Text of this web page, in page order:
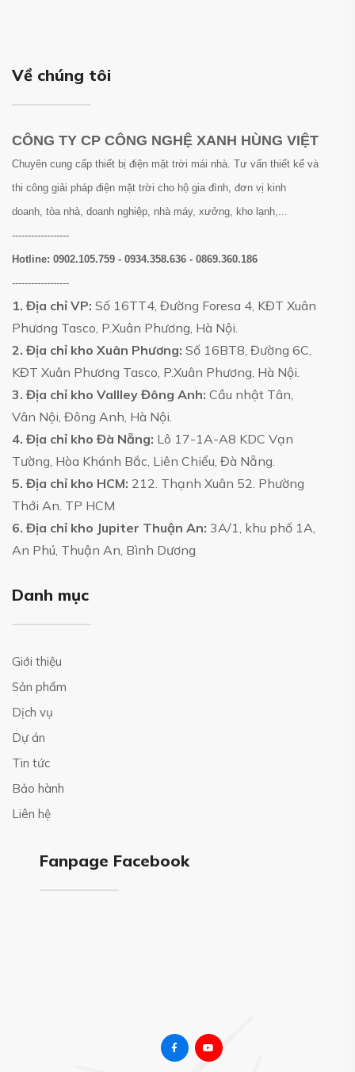
Về chúng tôi
CÔNG TY CP CÔNG NGHỆ XANH HÙNG VIỆT
Chuyên cung cấp thiết bị điện mặt trời mái nhà. Tư vấn thiết kế và
thi công giải pháp điện mặt trời cho hộ gia đình, đơn vị kinh
doanh, tòa nhà, doanh nghiệp, nhà máy, xưởng, kho lạnh,...
------------------
Hotline: 0902.105.759 - 0934.358.636 - 0869.360.186
------------------
1. Địa chỉ VP: Số 16TT4, Đường Foresa 4, KĐT Xuân
Phương Tasco, P.Xuân Phương, Hà Nội.
2. Địa chỉ kho Xuân Phương: Số 16BT8, Đường 6C,
KĐT Xuân Phương Tasco, P.Xuân Phương, Hà Nội.
3. Địa chỉ kho Vallley Đông Anh: Cầu nhật Tân,
Vân Nội, Đông Anh, Hà Nội.
4. Địa chỉ kho Đà Nẵng: Lô 17-1A-A8 KDC Vạn
Tường, Hòa Khánh Bắc, Liên Chiểu, Đà Nẵng.
5. Địa chỉ kho HCM: 212. Thạnh Xuân 52. Phường
Thới An. TP HCM
6. Địa chỉ kho Jupiter Thuận An: 3A/1, khu phố 1A,
An Phú, Thuận An, Bình Dương
Danh mục
Giới thiệu
Sản phẩm
Dịch vụ
Dự án
Tin tức
Bảo hành
Liên hệ
Fanpage Facebook